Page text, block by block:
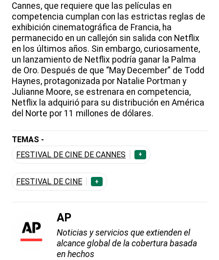
Cannes, que requiere que las películas en
competencia cumplan con las estrictas reglas de
exhibición cinematográfica de Francia, ha
permanecido en un callejón sin salida con Netflix
en los últimos años. Sin embargo, curiosamente,
un lanzamiento de Netflix podría ganar la Palma
de Oro. Después de que “May December” de Todd
Haynes, protagonizada por Natalie Portman y
Julianne Moore, se estrenara en competencia,
Netflix la adquirió para su distribución en América
del Norte por 11 millones de dólares.
TEMAS -
FESTIVAL DE CINE DE CANNES
+
FESTIVAL DE CINE +
AP
Noticias y servicios que extienden el
alcance global de la cobertura basada
en hechos